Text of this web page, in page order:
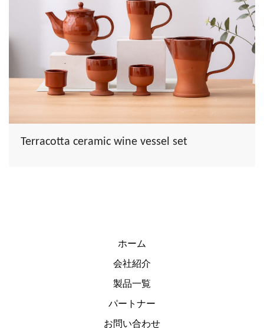
Terracotta ceramic wine vessel set
ホーム
会社紹介
製品一覧
パートナー
お問い合わせ